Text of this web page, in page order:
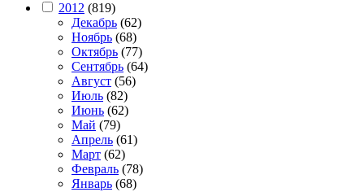
2012 (819)
Декабрь (62)
Ноябрь (68)
Октябрь (77)
Сентябрь (64)
Август (56)
Июль (82)
Июнь (62)
Май (79)
Апрель (61)
Март (62)
Февраль (78)
Январь (68)